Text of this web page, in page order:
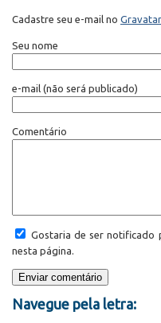
Cadastre seu e-mail no Gravatar
Seu nome
e-mail (não será publicado)
Comentário
Gostaria de ser notificado
nesta página.
Navegue pela letra: